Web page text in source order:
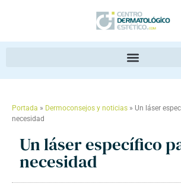
Portada » Dermoconsejos y noticias » Un láser
necesidad
Un láser específico
necesidad